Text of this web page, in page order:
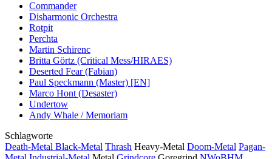
Commander
Disharmonic Orchestra
Rotpit
Perchta
Martin Schirenc
Britta Görtz (Critical Mess/HIRAES)
Deserted Fear (Fabian)
Paul Speckmann (Master) [EN]
Marco Hont (Desaster)
Undertow
Andy Whale / Memoriam
Schlagworte
Death-Metal Black-Metal Thrash Heavy-Metal Doom-Metal Pagan-